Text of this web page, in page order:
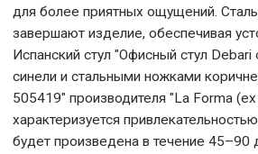
для более приятных ощущений.
завершают изделие, обеспечивая
Испанский стул "Офисный стул Debari
синели и стальными ножками
505419" производителя "La Forma
характеризуется
будет произведена в течение 45–90